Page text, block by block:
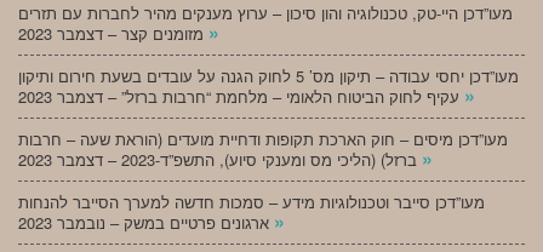
מעו”דכן היי-טק, טכנולוגיה והון סיכון – ערוץ מענקים מהיר לחברות עם תזרים
»
מעו”דכן יחסי עבודה – תיקון מס’ 5 לחוק הגנה על עובדים בשעת חירום ותיקון
»
מעו”דכן מיסים – חוק הארכת תקופות ודחיית מועדים (הוראת שעה – חרבות
»
מעו”דכן סייבר וטכנולוגיות מידע – סמכות חדשה למערך הסייבר להנחות
»